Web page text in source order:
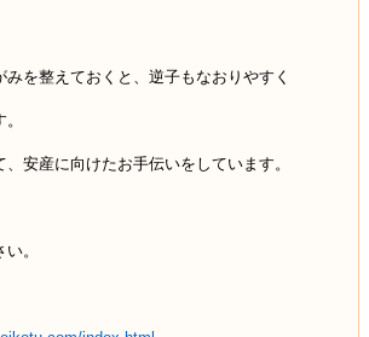
を整えておくと、逆子もなおりやすく
安産に向けたお手伝いをしています。
。